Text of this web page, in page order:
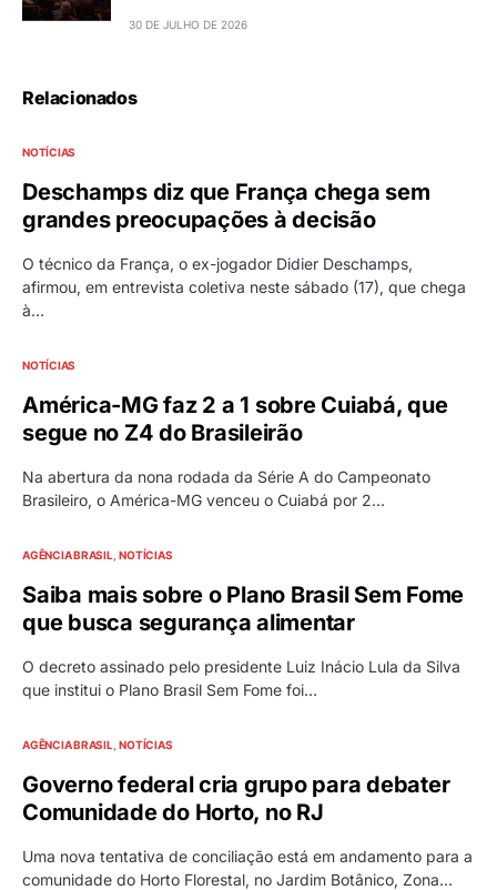
30 DE JULHO DE 2026
Relacionados
NOTÍCIAS
Deschamps diz que França chega sem
grandes preocupações à decisão
O técnico da França, o ex-jogador Didier Deschamps,
afirmou, em entrevista coletiva neste sábado (17), que chega
à…
NOTÍCIAS
América-MG faz 2 a 1 sobre Cuiabá, que
segue no Z4 do Brasileirão
Na abertura da nona rodada da Série A do Campeonato
Brasileiro, o América-MG venceu o Cuiabá por 2…
AGÊNCIA BRASIL NOTÍCIAS
Saiba mais sobre o Plano Brasil Sem Fome
que busca segurança alimentar
O decreto assinado pelo presidente Luiz Inácio Lula da Silva
que institui o Plano Brasil Sem Fome foi…
AGÊNCIA BRASIL NOTÍCIAS
Governo federal cria grupo para debater
Comunidade do Horto, no RJ
Uma nova tentativa de conciliação está em andamento para a
comunidade do Horto Florestal, no Jardim Botânico, Zona…